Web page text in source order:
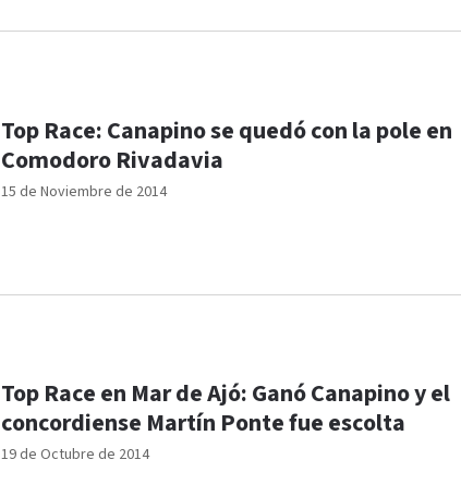
15 de Noviembre de 2014
Top Race: Canapino se quedó con la pole en
Comodoro Rivadavia
19 de Octubre de 2014
Top Race en Mar de Ajó: Ganó Canapino y el
concordiense Martín Ponte fue escolta